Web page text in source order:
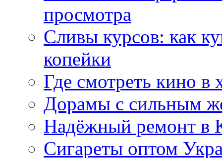
просмотра
Сливы курсов: как
копейки
Где смотреть кино в
Дорамы с сильным
Надёжный ремонт в
Сигареты оптом